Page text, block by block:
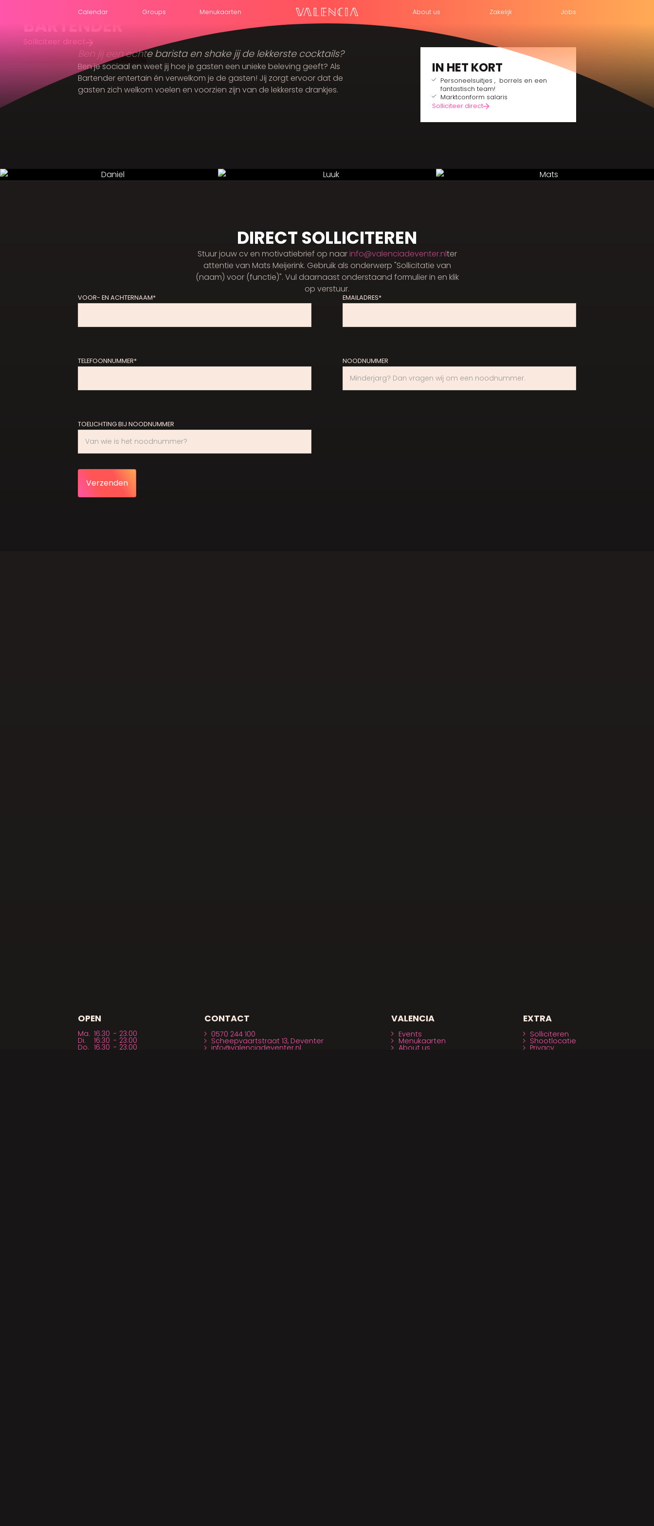
Calendar Groups Menukaarten About us Zakelijk Jobs
Solliciteer direct
Ben jij een echte barista en shake jij de lekkerste cocktails?
Ben je sociaal en weet jij hoe je gasten een unieke beleving geeft? Als
Bartender entertain én verwelkom je de gasten! Jij zorgt ervoor dat de
gasten zich welkom voelen en voorzien zijn van de lekkerste drankjes.
IN HET KORT
Personeelsuitjes , borrels en een
fantastisch team!
Marktconform salaris
Solliciteer direct
DIRECT SOLLICITEREN
Stuur jouw cv en motivatiebrief op naarinfo@valenciadeventer.nlter
attentie van Mats Meijerink. Gebruik als onderwerp "Sollicitatie van
(naam) voor (functie)". Vul daarnaast onderstaand formulier in en klik
op verstuur.
VOOR- EN ACHTERNAAM* EMAILADRES*
TELEFOONNUMMER* NOODNUMMER
TOELICHTING BIJ NOODNUMMER
OPEN
Ma. 16:30 - 23:00
Di. 16:30 - 23:00
Do. 16:30 - 23:00
CONTACT
0570 244 100
Scheepvaartstraat 13, Deventer
info@valenciadeventer.nl
VALENCIA
Events
Menukaarten
About us
EXTRA
Solliciteren
Shootlocatie
Privacy